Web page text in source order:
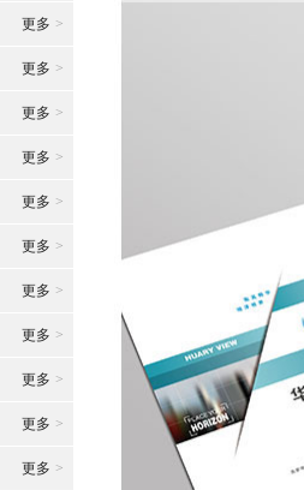
更多 >
更多 >
更多 >
更多 >
更多 >
更多 >
更多 >
更多 >
更多 >
更多 >
更多 >